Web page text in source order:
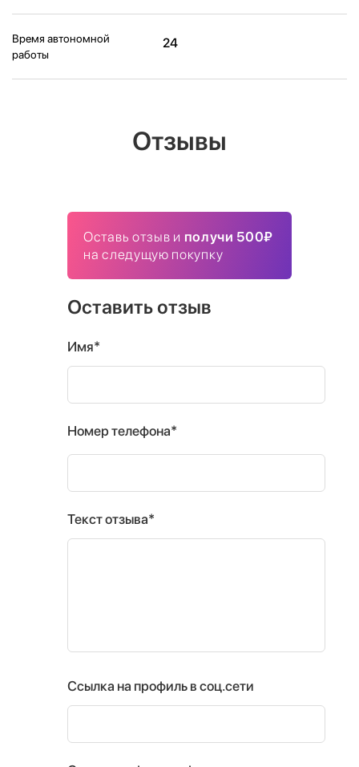
Время автономной
работы
24
Отзывы
Оставь отзыв и получи 500₽
на следущую покупку
Оставить отзыв
Имя*
Номер телефона*
Текст отзыва*
Ссылка на профиль в соц.сети